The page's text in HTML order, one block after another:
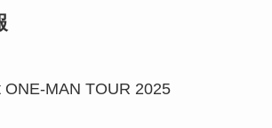
MAN TOUR 2025